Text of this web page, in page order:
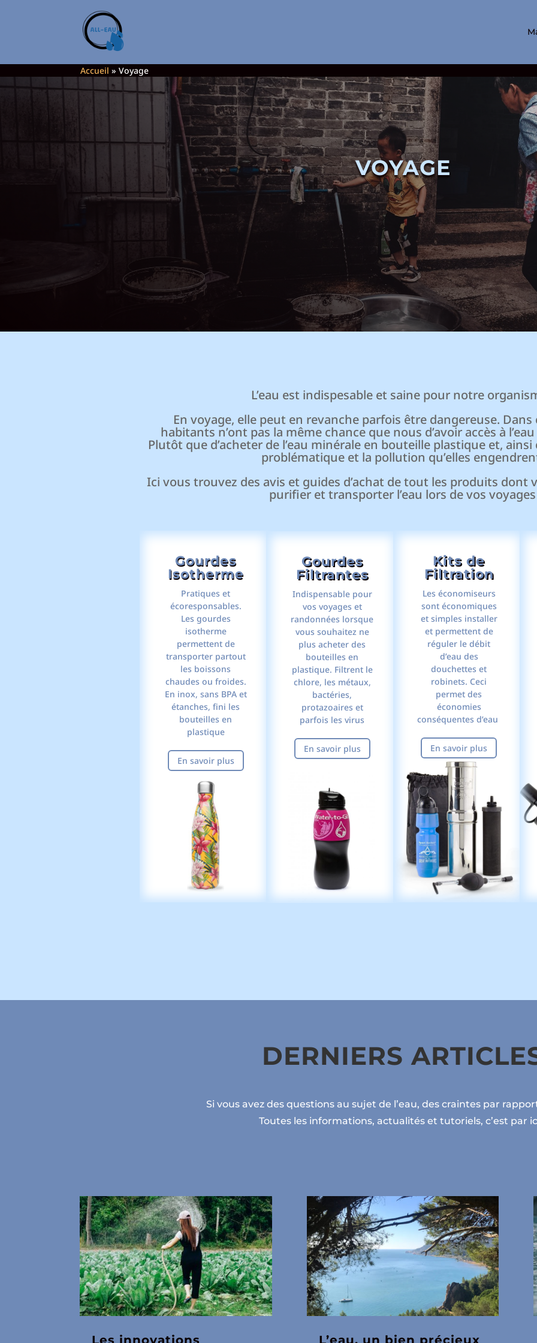
Accueil »Voyage
VOYAGE
L’eau est indispesable et saine pour notre
En voyage, elle peut en revanche parfois être dangereuse. Dans
habitants n’ont pas la même chance que nous d’avoir accès à
Plutôt que d’acheter de l’eau minérale en bouteille plastique et,
problématique et la pollution qu’elles
Ici vous trouvez des avis et guides d’achat de tout les produits dont
purifier et transporter l’eau lors de vos voyages
Gourdes
Isotherme
Pratiques et
écoresponsables.
Les gourdes
isotherme
permettent de
transporter partout
les boissons
chaudes ou froides.
En inox, sans BPA et
étanches, fini les
bouteilles en
plastique
En savoir plus
Gourdes
Filtrantes
Indispensable pour
vos voyages et
randonnées lorsque
vous souhaitez ne
plus acheter des
bouteilles en
plastique. Filtrent le
chlore, les métaux,
bactéries,
protazoaires et
parfois les virus
En savoir plus
Kits de
Filtration
Les économiseurs
sont économiques
et simples installer
et permettent de
réguler le débit
d’eau des
douchettes et
robinets. Ceci
permet des
économies
conséquentes d’eau
En savoir plus
DERNIERS
Si vous avez des questions au sujet de l’eau, des craintes par
Toutes les informations, actualités et tutoriels, c’est par